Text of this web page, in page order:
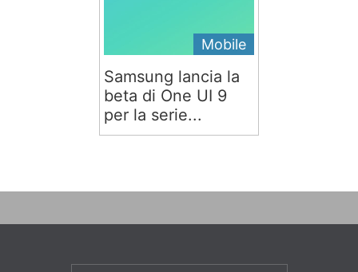
Mobile
Samsung lancia la
beta di One UI 9
per la serie...